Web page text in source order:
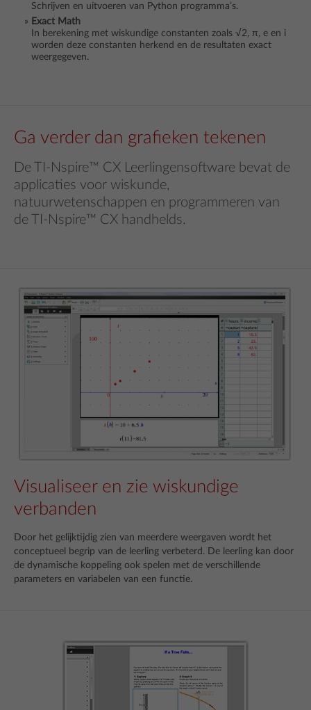
Schrijven en uitvoeren van Python programma’s.
Exact Math
In berekening met wiskundige constanten zoals √2, π, e en i
worden deze constanten herkend en de resultaten exact
weergegeven.
Ga verder dan grafieken tekenen
De TI-Nspire™ CX Leerlingensoftware bevat de
applicaties voor wiskunde,
natuurwetenschappen en programmeren van
de TI-Nspire™ CX handhelds.
Visualiseer en zie wiskundige
verbanden
Door het gelijktijdig zien van meerdere weergaven wordt het
conceptueel begrip van de leerling verbeterd. De leerling kan door
de dynamische koppeling ook spelen met de verschillende
parameters en variabelen van een functie.